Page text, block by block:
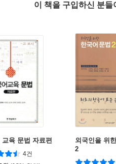
이 책을 구입하신 분
교육 문법 자료편
4건
외국인을 위
2